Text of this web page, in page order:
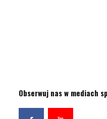
Obserwuj nas w mediach